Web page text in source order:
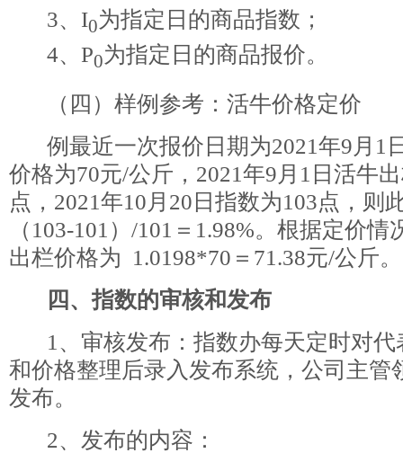
3、I0为指定日的商品指数；
4、P0为指定日的商品报价。
（四）样例参考：活牛价格定价
例最近一次报价日期为2021年9月1
价格为70元/公斤，2021年9月1日活牛
点，2021年10月20日指数为103点，则
（103-101）/101＝1.98%。根据定价
出栏价格为 1.0198*70＝71.38元/公斤。
四、指数的审核和发布
1、审核发布：指数办每天定时对代
和价格整理后录入发布系统，公司主管
发布。
2、发布的内容：